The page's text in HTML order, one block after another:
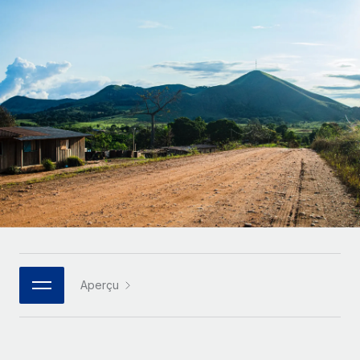
Intégrez et gérez vos freelances partout dans le monde
Sous-traitez les opérations complexes liées à l’emploi
INFRASTRUCTURE
Intégration Remote
Intégrez vos RH aux flux de travail en toute simplicité
Plateforme
Des fonctions RH clés intégrées pour votre équipe
Connectez n'importe quel outil d’IA à Remote grâce à
notre MCP
Examinez notre service par rapport aux autres
CROISSANCE
Start-ups
Des solutions agiles et internationales pour les RH et la
paie des entreprises en pleine croissance
Entreprises intermédiaires
Développez vos équipes avec des solutions RH sur
mesure
Entreprise
Les RH à l’international pour les grandes entreprises
Découvrez les devises disponibles et les vitesses de
paiement pour vos freelances internationaux
APPRENDRE AVEC REMOTE
Recherche et guides
Études de cas
Checklists et modèles
Descriptions de postes
Français
Deutsch
Español
Italiano
Português (Portugal)
日本語
한국어
Aperçu